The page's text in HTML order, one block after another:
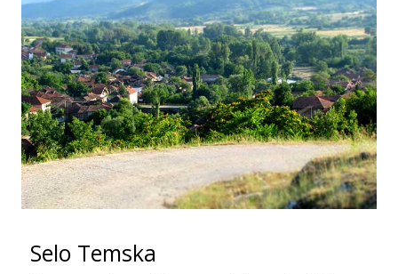
Selo Temska